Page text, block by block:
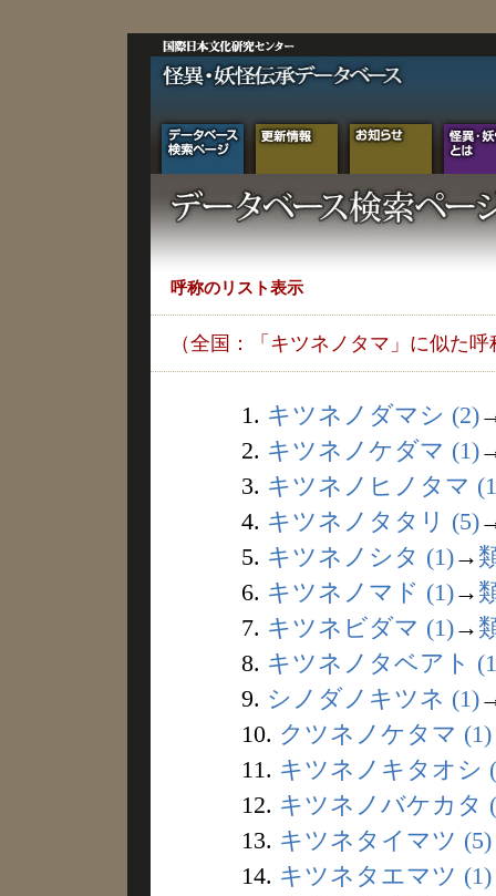
呼称のリスト表示
（全国：「キツネノタマ」に似た呼
1. キツネノダマシ (2)
2. キツネノケダマ (1)
3. キツネノヒノタマ
4. キツネノタタリ (5)
5. キツネノシタ (1)→
6. キツネノマド (1)→
7. キツネビダマ (1)→
8. キツネノタベアト
9. シノダノキツネ (1)
10. クツネノケタマ (1)
11. キツネノキタオシ
12. キツネノバケカタ
13. キツネタイマツ (5)
14. キツネタエマツ (1)